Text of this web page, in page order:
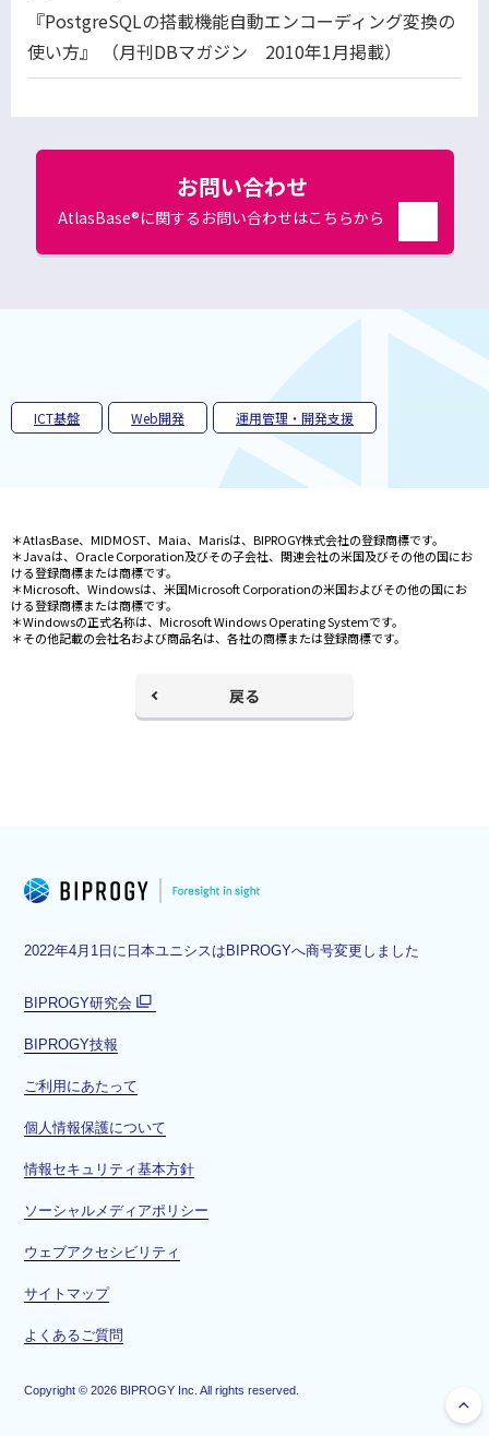
『PostgreSQLの搭載機能自動エンコーディング変換の
使い方』 （月刊DBマガジン 2010年1月掲載）
お問い合わせ
AtlasBase®に関するお問い合わせはこちらから
ウ
く
ICT基盤 Web開発 運用管理・開発支援
＊AtlasBase、MIDMOST、Maia、Marisは、BIPROGY株式会社の登録商標です。
＊Javaは、Oracle Corporation及びその子会社、関連会社の米国及びその他の国にお
ける登録商標または商標です。
＊Microsoft、Windowsは、米国Microsoft Corporationの米国およびその他の国にお
ける登録商標または商標です。
＊Windowsの正式名称は、Microsoft Windows Operating Systemです。
＊その他記載の会社名および商品名は、各社の商標または登録商標です。
戻る
2022年4月1日に日本ユニシスはBIPROGYへ商号変更しました
BIPROGY研究会
ド
で
く
BIPROGY技報
ご利用にあたって
個人情報保護について
情報セキュリティ基本方針
ソーシャルメディアポリシー
ウェブアクセシビリティ
サイトマップ
よくあるご質問
Copyright ©2026 BIPROGY Inc. All rights reserved.